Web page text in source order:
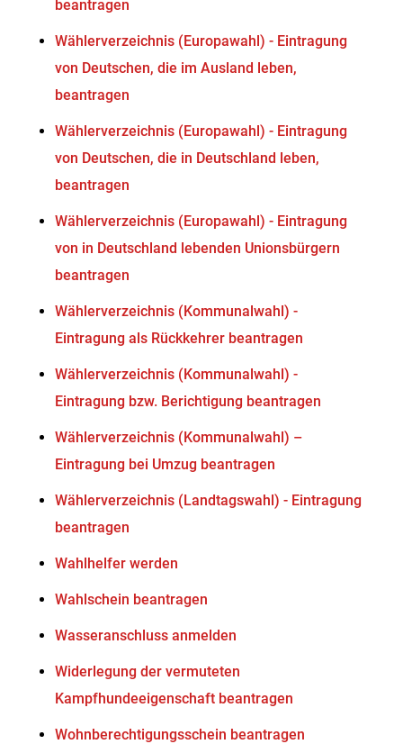
beantragen
Wählerverzeichnis (Europawahl) - Eintragung
von Deutschen, die im Ausland leben,
beantragen
Wählerverzeichnis (Europawahl) - Eintragung
von Deutschen, die in Deutschland leben,
beantragen
Wählerverzeichnis (Europawahl) - Eintragung
von in Deutschland lebenden Unionsbürgern
beantragen
Wählerverzeichnis (Kommunalwahl) -
Eintragung als Rückkehrer beantragen
Wählerverzeichnis (Kommunalwahl) -
Eintragung bzw. Berichtigung beantragen
Wählerverzeichnis (Kommunalwahl) –
Eintragung bei Umzug beantragen
Wählerverzeichnis (Landtagswahl) - Eintragung
beantragen
Wahlhelfer werden
Wahlschein beantragen
Wasseranschluss anmelden
Widerlegung der vermuteten
Kampfhundeeigenschaft beantragen
Wohnberechtigungsschein beantragen